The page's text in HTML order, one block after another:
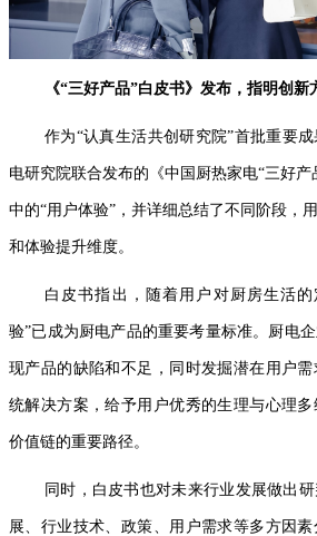
《“三好产品”白皮书》发布，指明创新
作为“认真生活共创研究院”首批重要
电研究院联合发布的《中国厨热家电“三好
中的“用户体验”，并详细总结了不同阶段，
和体验提升维度。
白皮书指出，随着用户对厨房生活
验”已成为厨电产品的重要考量标准。厨电
现产品的缺陷和不足，同时发掘潜在用户
统解决方案，给予用户优秀的生理与心理
价值链的重要路径。
同时，白皮书也对未来行业发展做出
展、行业技术、政策、用户需求等多方因